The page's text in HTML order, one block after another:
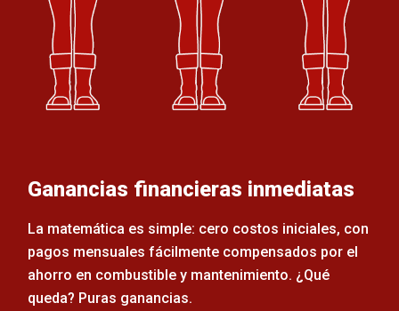
Ganancias financieras inmediatas
La matemática es simple: cero costos iniciales, con
pagos mensuales fácilmente compensados por el
ahorro en combustible y mantenimiento. ¿Qué
queda? Puras ganancias.